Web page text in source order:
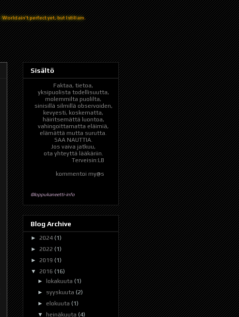
World ain't perfect yet, but I still am.
Sisältö
Faktaa, tietoa,
yksipuolista todellisuutta,
molemmilta puolilta,
sinisillä silmillä observoiden,
kevyesti, koskematta,
häiritsemättä luontoa,
vahingoittamatta eläimiä,
elämättä mutta surutta.
SAA NAUTTIA.
Jos vaiva jatkuu,
ota yhteyttä lääkäriin.
Terveisin:LB
kommentoi my@s
©loppukaneetti-info
Blog Archive
► 2024 (1)
► 2022 (1)
► 2019 (1)
▼ 2016 (16)
► lokakuuta (1)
► syyskuuta (2)
► elokuuta (1)
▼ heinäkuuta (4)